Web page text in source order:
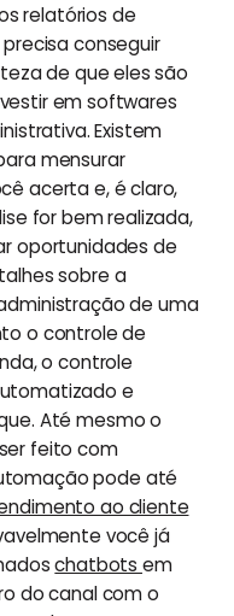
relatórios de
conseguir
de que eles são
em softwares
Existem
mensurar
acerta e, é claro,
for bem realizada,
oportunidades de
sobre a
de uma
o controle de
o controle
e
Até mesmo o
feito com
pode até
ao cliente
você já
chatbots em
do canal com o